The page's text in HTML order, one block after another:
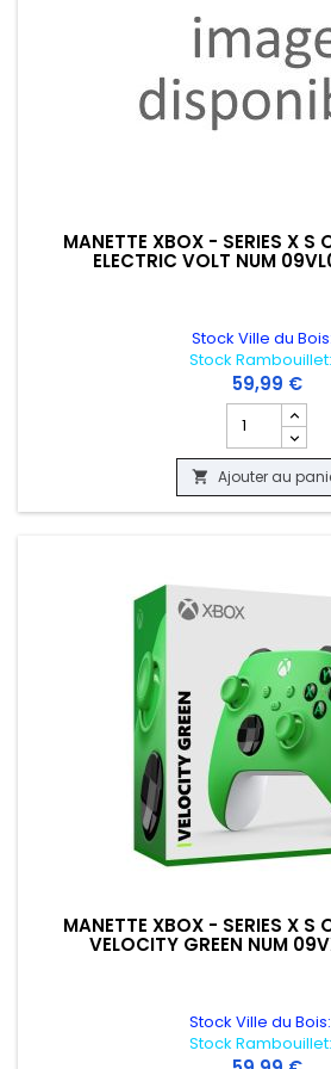
MANETTE XBOX - SERIES X S
ELECTRIC VOLT NUM
Stock Ville du Bois:
Stock
59,99 €
Champ
 Ajouter au
MANETTE XBOX - SERIES X S
VELOCITY GREEN NUM
Stock Ville du
Stock